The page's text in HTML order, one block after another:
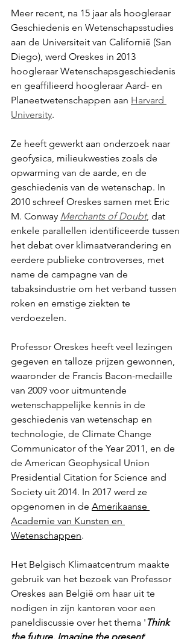
Meer recent, na 15 jaar als hoogleraar
Geschiedenis en Wetenschapsstudies
aan de Universiteit van Californië (San
Diego), werd Oreskes in 2013
hoogleraar Wetenschapsgeschiedenis
en geaffilieerd hoogleraar Aard- en
Planeetwetenschappen aan Harvard
University.
Ze heeft gewerkt aan onderzoek naar
geofysica, milieukwesties zoals de
opwarming van de aarde, en de
geschiedenis van de wetenschap. In
2010 schreef Oreskes samen met Eric
M. Conway Merchants of Doubt, dat
enkele parallellen identificeerde tussen
het debat over klimaatverandering en
eerdere publieke controverses, met
name de campagne van de
tabaksindustrie om het verband tussen
roken en ernstige ziekten te
verdoezelen.
Professor Oreskes heeft veel lezingen
gegeven en talloze prijzen gewonnen,
waaronder de Francis Bacon-medaille
van 2009 voor uitmuntende
wetenschappelijke kennis in de
geschiedenis van wetenschap en
technologie, de Climate Change
Communicator of the Year 2011, en de
de American Geophysical Union
Presidential Citation for Science and
Society uit 2014. In 2017 werd ze
opgenomen in de Amerikaanse
Academie van Kunsten en
Wetenschappen.
Het Belgisch Klimaatcentrum maakte
gebruik van het bezoek van Professor
Oreskes aan België om haar uit te
nodigen in zijn kantoren voor een
paneldiscussie over het thema 'Think